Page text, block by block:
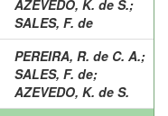
AZEVEDO, K. de S.;
SALES, F. de
PEREIRA, R. de C. A.;
SALES, F. de;
AZEVEDO, K. de S.